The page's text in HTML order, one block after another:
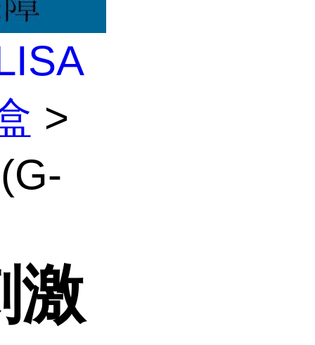
>
激